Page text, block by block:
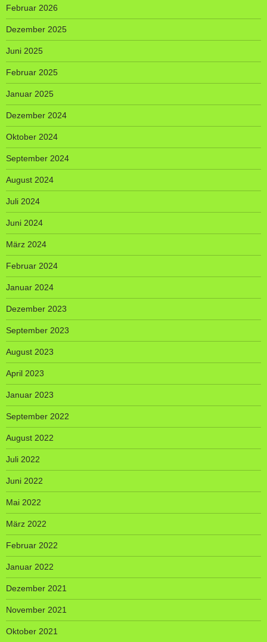
Februar 2026
Dezember 2025
Juni 2025
Februar 2025
Januar 2025
Dezember 2024
Oktober 2024
September 2024
August 2024
Juli 2024
Juni 2024
März 2024
Februar 2024
Januar 2024
Dezember 2023
September 2023
August 2023
April 2023
Januar 2023
September 2022
August 2022
Juli 2022
Juni 2022
Mai 2022
März 2022
Februar 2022
Januar 2022
Dezember 2021
November 2021
Oktober 2021